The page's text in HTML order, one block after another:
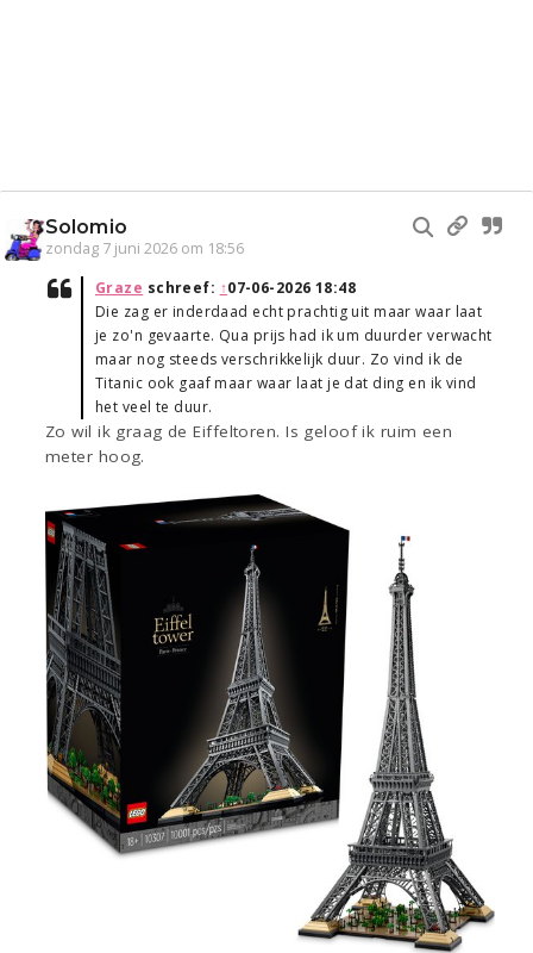
Solomio
zondag 7 juni 2026 om 18:56
Graze schreef: ↑07-06-2026 18:48
Die zag er inderdaad echt prachtig uit maar waar laat
je zo'n gevaarte. Qua prijs had ik um duurder verwacht
maar nog steeds verschrikkelijk duur. Zo vind ik de
Titanic ook gaaf maar waar laat je dat ding en ik vind
het veel te duur.
Zo wil ik graag de Eiffeltoren. Is geloof ik ruim een
meter hoog.